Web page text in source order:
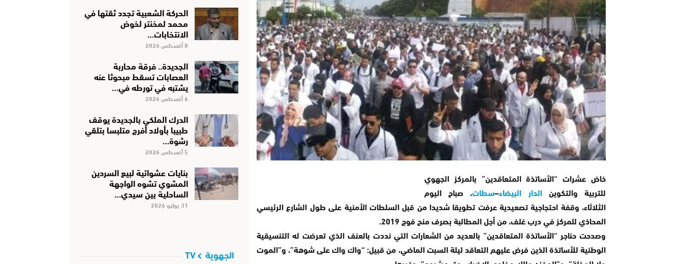
خاض عشرات “الأساتذة المتعاقدين” بالمركز الجهوي
للتربية والتكوينالدار البيضاء–سطات، صباح اليوم
الثلاثاء، وقفة احتجاجية تصعيدية عرفت تطويقا شديدا من قبل السلطات الأمنية على طول الشارع الرئيسي
المحاذي للمركز في درب غلف، من أجل المطالبة بصرف منح فوج 2019.
وصدحت حناجر “الأساتذة المتعاقدين” بالعديد من الشعارات التي نددت بالعنف الذي تعرضت له التنسيقية
الوطنية للأساتذة الذين فرض عليهم التعاقد ليلة السبت الماضي، من قبيل: “واك واك على شوهة”، و”الموت
الحركة الشعبية تجدد ثقتها في
محمد لمخنتر لخوض
الانتخابات…
8 أغسطس 2026
الجديدة.. فرقة محاربة
العصابات تسقط مبحوثا عنه
يشتبه في تورطه في…
6 أغسطس 2026
الدرك الملكي بالجديدة يوقف
طبيبا بأولاد أفرج متلبسا بتلقي
رشوة…
5 أغسطس 2026
بنايات عشوائية لبيع السردين
المشوي تشوه الواجهة
الساحلية بين سيدي…
31 يوليو 2026
الجهوية TV